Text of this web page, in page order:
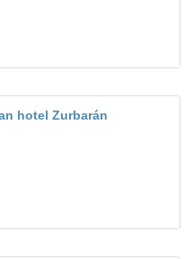
hotel Zurbarán